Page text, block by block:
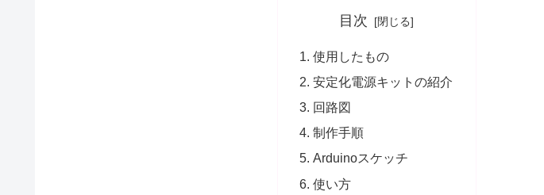
目次
使用したもの
安定化電源キットの紹介
回路図
制作手順
Arduinoスケッチ
使い方